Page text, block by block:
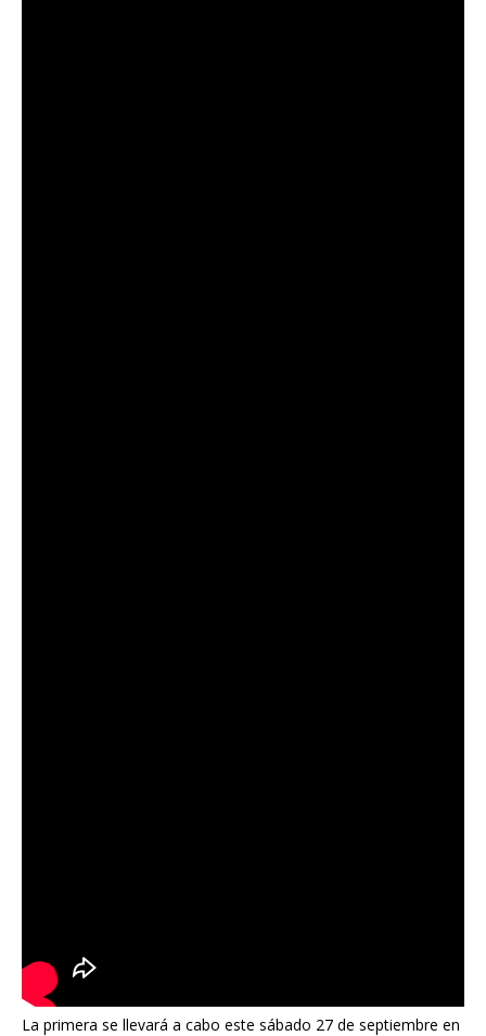
La primera se llevará a cabo este sábado 27 de septiembre en